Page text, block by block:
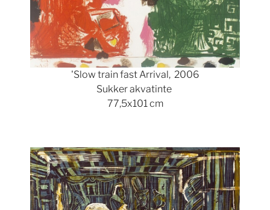
'Slow train fast Arrival, 2006
Sukker akvatinte
77,5x101 cm
Show larger version